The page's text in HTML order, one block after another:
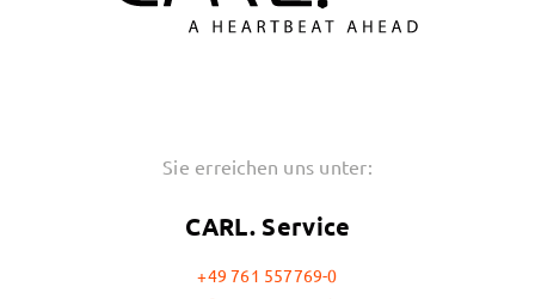
Sie erreichen uns unter:
CARL. Service
+49 761 557769-0